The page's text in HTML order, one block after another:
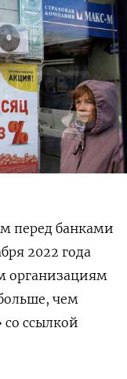
перед банками
2022 года
организациям
чем
ссылкой